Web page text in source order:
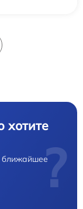
хотите
ближайшее?